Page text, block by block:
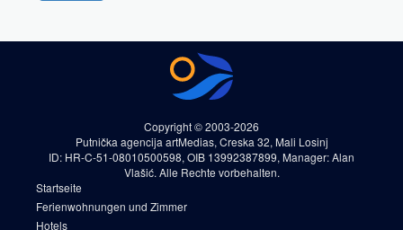
Copyright © 2003-2026
Putnička agencija artMedias, Creska 32, Mali Losinj
ID: HR-C-51-08010500598, OIB 13992387899, Manager: Alan
Vlašić. Alle Rechte vorbehalten.
Startseite
Ferienwohnungen und Zimmer
Hotels